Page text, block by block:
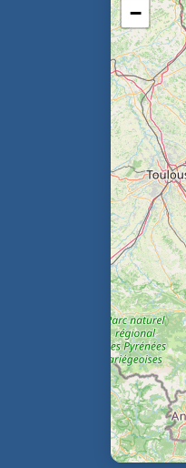
−